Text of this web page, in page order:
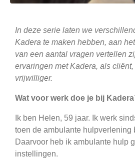
In deze serie laten we
Kadera te maken hebben, aan
van een aantal vragen vertellen
ervaringen met Kadera, als
vrijwilliger.
Wat voor werk doe je bij
Ik ben Helen, 59 jaar. Ik werk
toen de ambulante hulpverlening
Daarvoor heb ik ambulante hulp
instellingen.